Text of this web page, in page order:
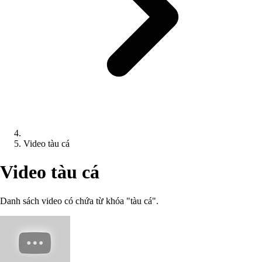
Video tàu cá
Video tàu cá
Danh sách video có chứa từ khóa "tàu cá".